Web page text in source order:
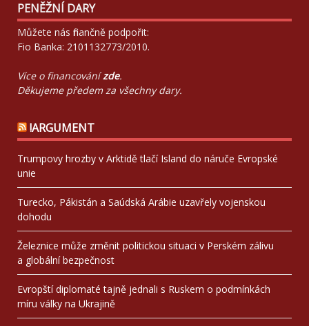
PENĚŽNÍ DARY
Můžete nás finančně podpořit:
Fio Banka: 2101132773/2010.
Více o financovánízde.
Děkujeme předem za všechny dary.
!ARGUMENT
Trumpovy hrozby v Arktidě tlačí Island do náruče Evropské
unie
Turecko, Pákistán a Saúdská Arábie uzavřely vojenskou
dohodu
Železnice může změnit politickou situaci v Perském zálivu
a globální bezpečnost
Evropští diplomaté tajně jednali s Ruskem o podmínkách
míru války na Ukrajině